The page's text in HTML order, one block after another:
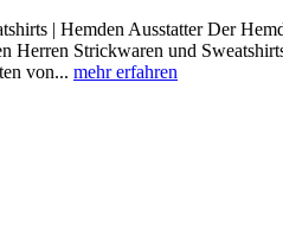
| Hemden Ausstatter Der
Herren Strickwaren und
von... mehr erfahren